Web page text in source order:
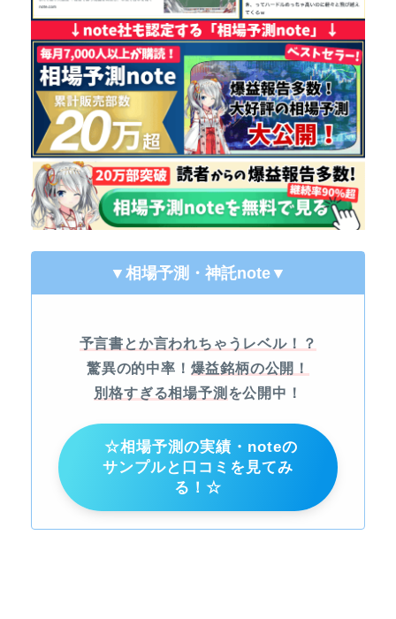
▼相場予測・神託note ▼
予言書とか言われちゃうレベル！？
驚異の的中率！ 爆益銘柄の公開！
別格すぎる相場予測 を公開中！
☆相場予測の実績・noteの
サンプルと口コミを見てみ
る！☆